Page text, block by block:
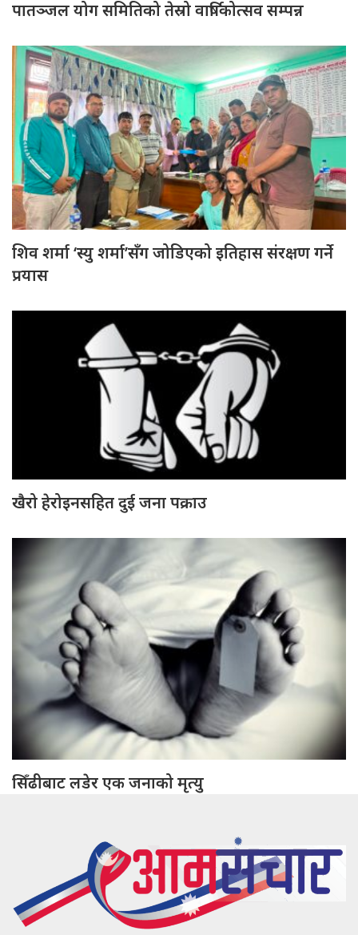
पातञ्जल योग समितिको तेस्रो वार्षिकोत्सव सम्पन्न
शिव शर्मा ‘स्यु शर्मा’सँग जोडिएको इतिहास संरक्षण गर्ने
प्रयास
खैरो हेरोइनसहित दुई जना पक्राउ
सिँढीबाट लडेर एक जनाको मृत्यु